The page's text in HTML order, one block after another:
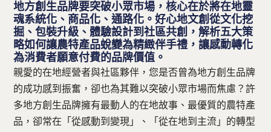
地方創生品牌要突破小眾市場，核心在於將在地靈
魂系統化、商品化、通路化。好心地文創從文化挖
掘、包裝升級、體驗設計到社區共創，解析五大策
略如何讓農特產品蛻變為精緻伴手禮，讓感動轉化
為消費者願意付費的品牌價值。
親愛的在地經營者與社區夥伴，您是否曾為地方創生品牌
的成功感到振奮，卻也為其難以突破小眾市場而焦慮？許
多地方創生品牌擁有最動人的在地故事、最優質的農特產
品，卻常在「從感動到變現」、「從在地到主流」的轉型